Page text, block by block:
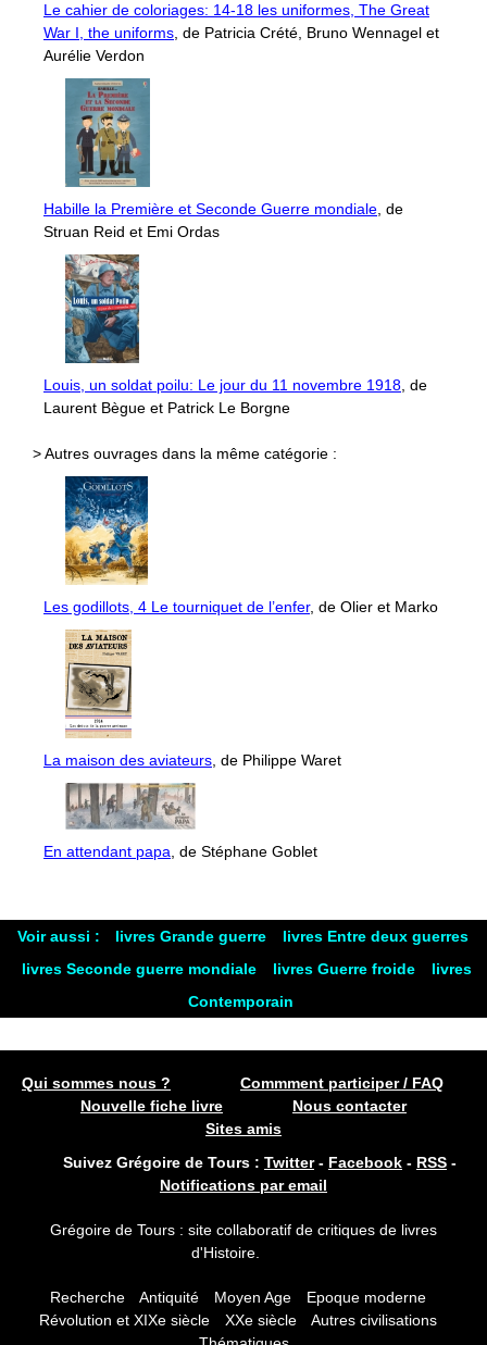
Le cahier de coloriages: 14-18 les uniformes, The Great
War I, the uniforms, de Patricia Crété, Bruno Wennagel et
Aurélie Verdon
Habille la Première et Seconde Guerre mondiale, de
Struan Reid et Emi Ordas
Louis, un soldat poilu: Le jour du 11 novembre 1918, de
Laurent Bègue et Patrick Le Borgne
> Autres ouvrages dans la même catégorie :
Les godillots, 4 Le tourniquet de l’enfer, de Olier et Marko
La maison des aviateurs, de Philippe Waret
En attendant papa, de Stéphane Goblet
Voir aussi : livres Grande guerre
livres Entre deux guerres
livres Seconde guerre mondiale
livres Guerre froide
livres
Contemporain
Qui sommes nous ?
Commment participer / FAQ
Nouvelle fiche livre
Nous contacter
Sites amis
Suivez Grégoire de Tours : Twitter- Facebook - RSS -
Notifications par email
Grégoire de Tours : site collaboratif de critiques de livres
d'Histoire.
Recherche Antiquité Moyen Age
Epoque moderne
Révolution et XIXe siècle
XXe siècle
Autres civilisations